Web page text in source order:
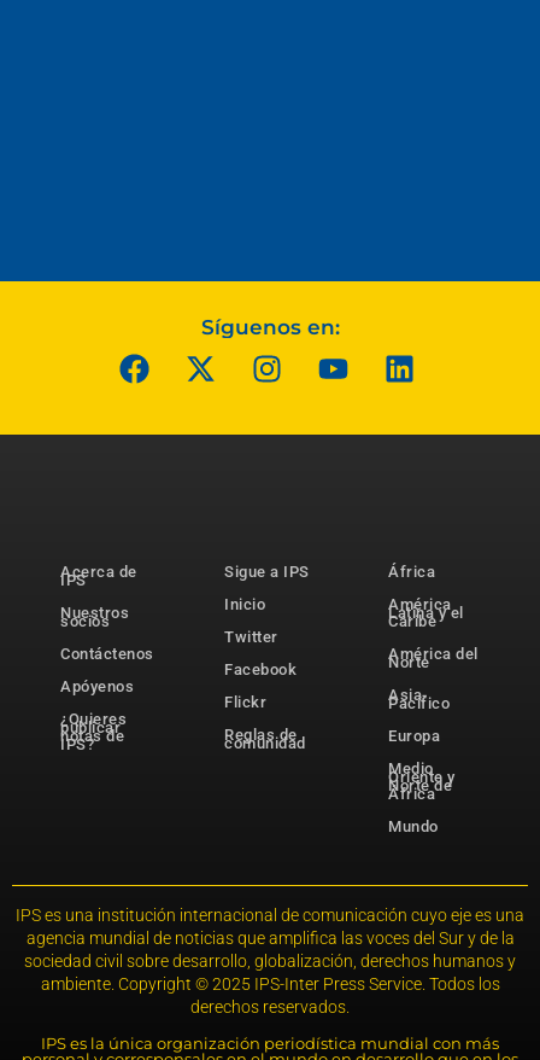
Síguenos en:
Acerca de
IPS
Nuestros
socios
Contáctenos
Apóyenos
¿Quieres
publicar
notas de
IPS?
Sigue a IPS
Inicio
Twitter
Facebook
Flickr
Reglas de
comunidad
África
América
Latina y el
Caribe
América del
Norte
Asia-
Pacífico
Europa
Medio
Oriente y
Norte de
África
Mundo
IPS es una institución internacional de comunicación cuyo eje es una
agencia mundial de noticias que amplifica las voces del Sur y de la
sociedad civil sobre desarrollo, globalización, derechos humanos y
ambiente. Copyright © 2025 IPS-Inter Press Service. Todos los
derechos reservados.
IPS es la única organización periodística mundial con más